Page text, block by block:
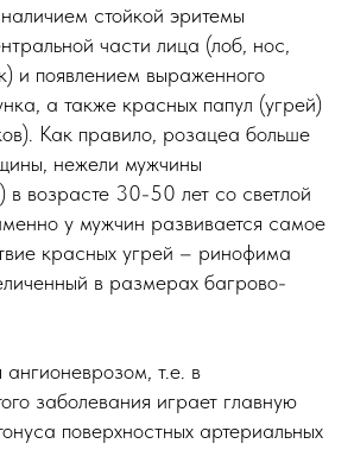
стойкой эритемы
части лица (лоб, нос,
и появлением выраженного
а также красных папул (угрей)
Как правило, розацеа больше
нежели мужчины
в возрасте 30-50 лет со светлой
у мужчин развивается самое
красных угрей – ринофима
в размерах багрово-
ангионеврозом, т.е. в
заболевания играет главную
поверхностных артериальных